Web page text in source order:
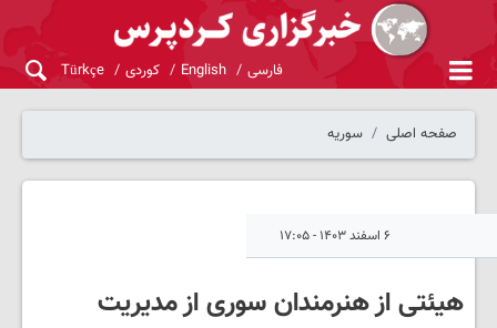
فارسی English کوردی Türkçe
صفحه اصلی سوریه
۶ اسفند ۱۴۰۳ - ۱۷:۰۵
هیئتی از هنرمندان سوری از مدیریت